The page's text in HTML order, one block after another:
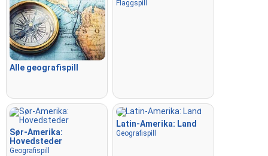
Skriv inn: Skriv navnet på det markerte stedet.
Fly: Bruk piltastene eller WASD for å styre, og trykk på
mellomromstasten for en fartsøkning.
Alle geografispill
Flaggspill
Sør-Amerika:
Hovedsteder
Geografispill
Latin-Amerika: Land
Geografispill